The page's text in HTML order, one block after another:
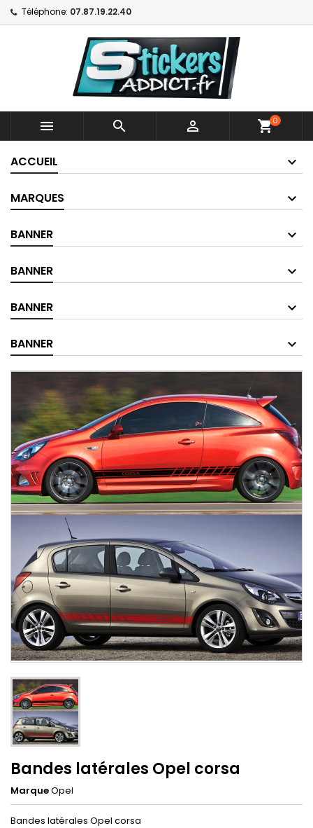
Téléphone: 07.87.19.22.40
   shopping_cart0
ACCUEIL
MARQUES
BANNER
BANNER
BANNER
BANNER
Bandes latérales Opel corsa
MarqueOpel
Bandes latérales Opel corsa